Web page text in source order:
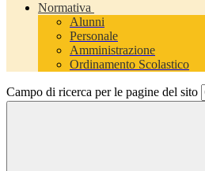
Normativa
Alunni
Personale
Amministrazione
Ordinamento Scolastico
Campo di ricerca per le pagine del sito